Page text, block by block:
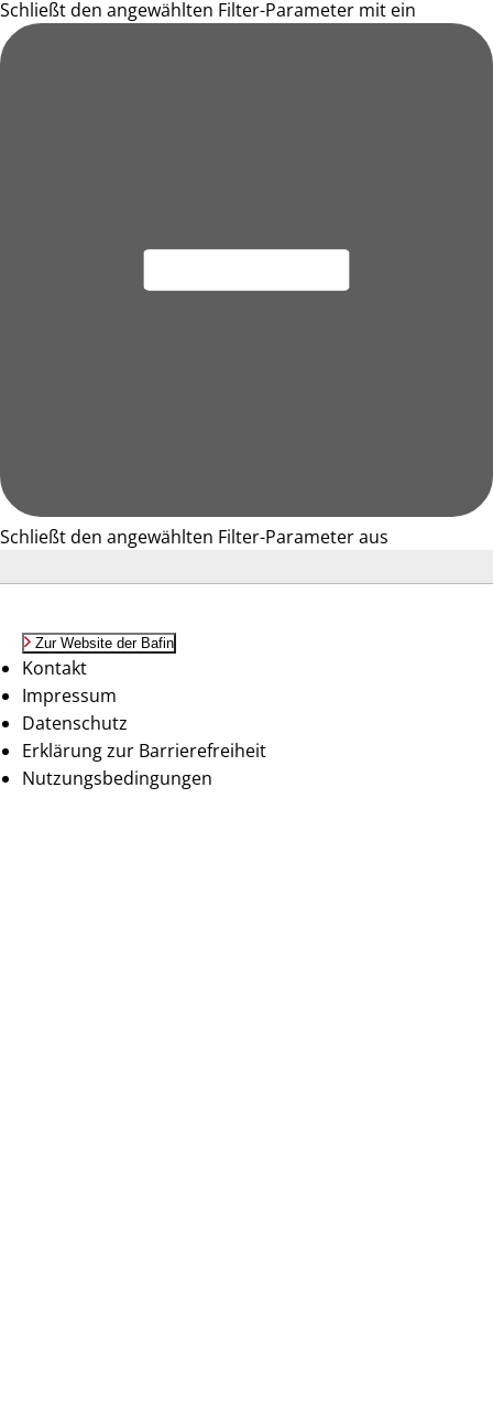
Schließt den angewählten Filter-Parameter mit ein
Schließt den angewählten Filter-Parameter aus
Zur Website der Bafin
Kontakt
Impressum
Datenschutz
Erklärung zur Barrierefreiheit
Nutzungsbedingungen